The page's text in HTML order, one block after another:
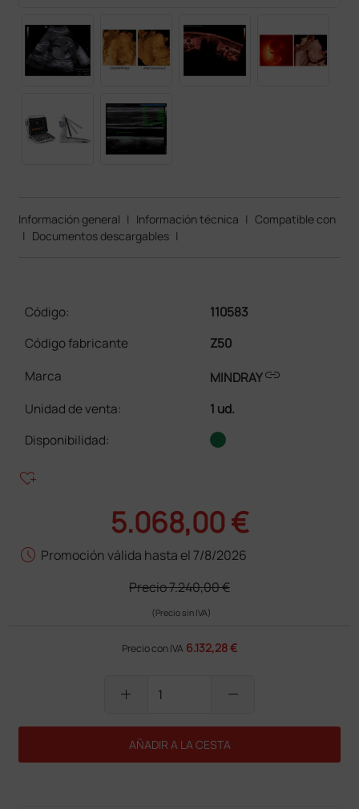
Información general | Información técnica | Compatible con
| Documentos descargables |
Código:
110583
Código fabricante
Z50
Marca
MINDRAYlink
Unidad de venta:
1 ud.
Disponibilidad:
heart_plus
5.068,00 €
schedule Promoción válida hasta el 7/8/2026
Precio7.240,00 €
(Precio sin IVA)
Precio con IVA 6.132,28 €
add remove
AÑADIR A LA CESTA